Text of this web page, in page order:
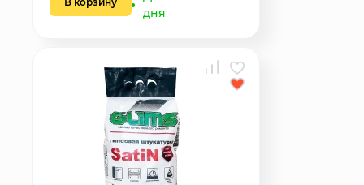
дня